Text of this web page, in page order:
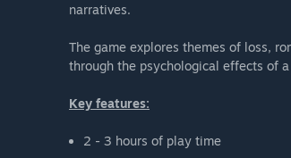
narratives.
The game explores themes of loss,
through the psychological effects of
Key features:
2 - 3 hours of play time